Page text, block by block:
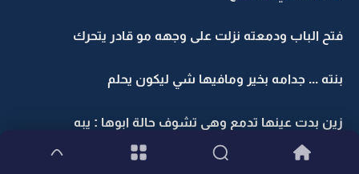
فتح الباب ودمعته نزلت على وجهه مو قادر يتحرك
بنته ... جدامه بخير ومافيها شي ليكون يحلم
زين بدت عينها تدمع وهي تشوف حالة ابوها : يبه